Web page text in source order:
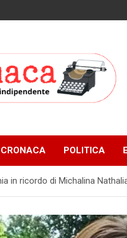
CRONACA POLITICA
in ricordo di Michalina